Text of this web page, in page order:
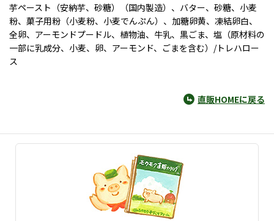
芋ペースト（安納芋、砂糖）（国内製造）、バター、砂糖、小麦
粉、菓子用粉（小麦粉、小麦でんぷん）、加糖卵黄、凍結卵白、
全卵、アーモンドプードル、植物油、牛乳、黒ごま、塩（原材料の
一部に乳成分、小麦、卵、アーモンド、ごまを含む）/トレハロー
ス
直販HOMEに戻る